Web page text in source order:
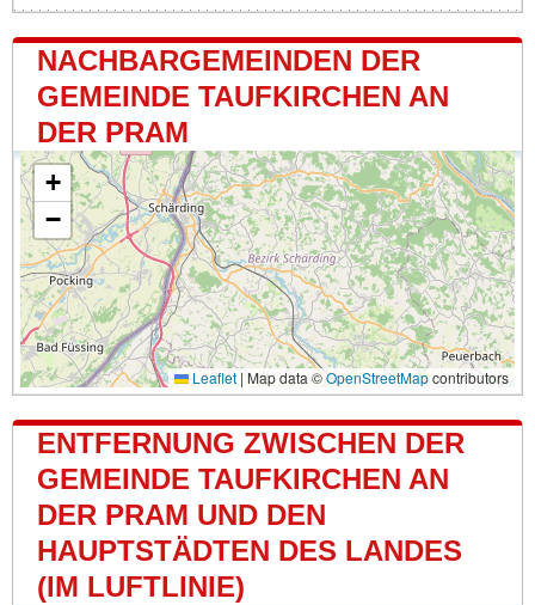
NACHBARGEMEINDEN DER
GEMEINDE TAUFKIRCHEN AN
DER PRAM
+
−
Leaflet | Map data ©OpenStreetMapcontributors
ENTFERNUNG ZWISCHEN DER
GEMEINDE TAUFKIRCHEN AN
DER PRAM UND DEN
HAUPTSTÄDTEN DES LANDES
(IM LUFTLINIE)